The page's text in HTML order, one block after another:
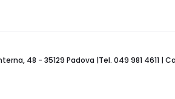
48 - 35129 Padova |Tel. 049 981 4611 |